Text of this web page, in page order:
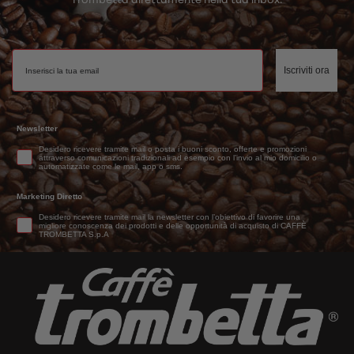
Email
Iscriviti ora
Newsletter
Desidero ricevere tramite mail o posta i buoni sconto, offerte e promozioni
attraverso comunicazioni tradizionali ad esempio con l’invio al mio domicilio o
automatizzate come le mail, app o sms.
Marketing Diretto
Desidero ricevere tramite mail la newsletter con l’obiettivo di favorire una
migliore conoscenza dei prodotti e delle opportunità di acquisto di CAFFÈ
TROMBETTA S.p.A